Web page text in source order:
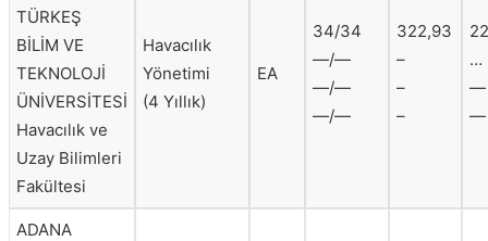
TÜRKEŞ
BİLİM VE
TEKNOLOJİ
ÜNİVERSİTESİ
Havacılık ve
Uzay Bilimleri
Fakültesi
Havacılık
Yönetimi
(4 Yıllık)
EA
34/34
—/—
—/—
—/—
322,93
–
–
–
…
—
—
ADANA